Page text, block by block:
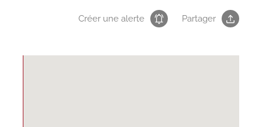
Créer une alerte Partager